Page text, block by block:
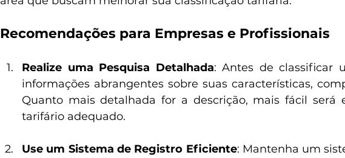
Recomendações para Empresas e Profissionais
Realize uma Pesquisa Detalhada: Antes de classificar
informações abrangentes sobre suas características,
Quanto mais detalhada for a descrição, mais fácil será
tarifário adequado.
Use um Sistema de Registro Eficiente: Mantenha um